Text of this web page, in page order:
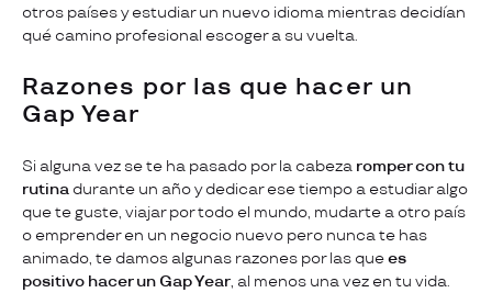
otros países y estudiar un nuevo idioma mientras decidían
qué camino profesional escoger a su vuelta.
Razones por las que hacer un
Gap Year
Si alguna vez se te ha pasado por la cabeza romper con tu
rutina durante un año y dedicar ese tiempo a estudiar algo
que te guste, viajar por todo el mundo, mudarte a otro país
o emprender en un negocio nuevo pero nunca te has
animado, te damos algunas razones por las quees
positivo hacer un Gap Year, al menos una vez en tu vida.